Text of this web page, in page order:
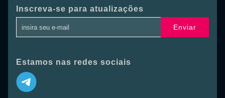
Inscreva-se para atualizações
Enviar
Estamos nas redes sociais